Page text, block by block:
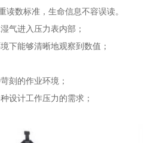
读数标准，生命信息不容误读。
气进入压力表内部；
下能够清晰地观察到数值；
刻的作业环境；
设计工作压力的需求；